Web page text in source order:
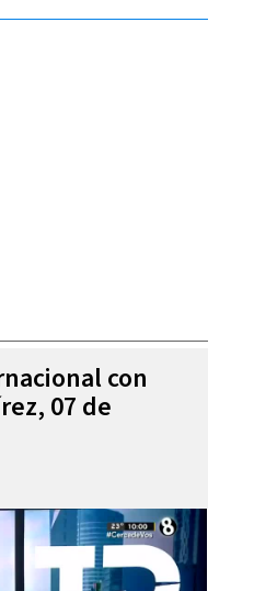
con
07 de